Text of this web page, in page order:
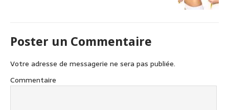
Poster un Commentaire
Votre adresse de messagerie ne sera pas publiée.
Commentaire